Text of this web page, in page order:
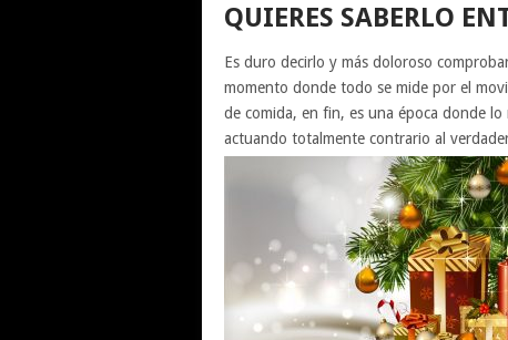
QUIERES SABERLO
Es duro decirlo y más doloroso
momento donde todo se mide por el
de comida, en fin, es una época donde lo
actuando totalmente contrario al